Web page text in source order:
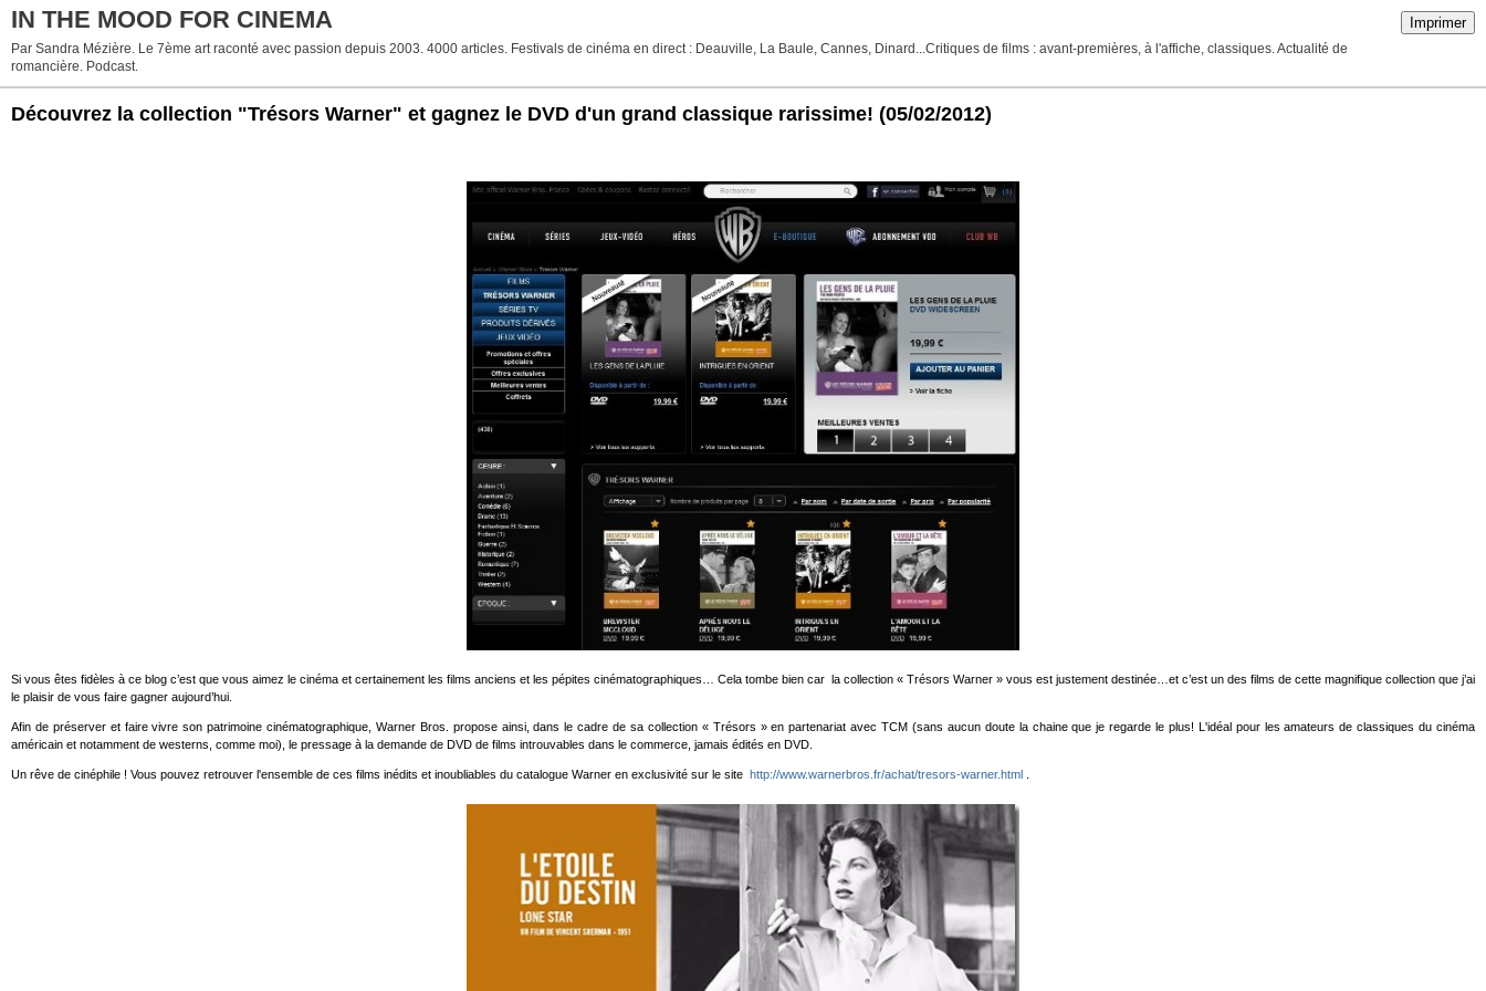
Imprimer
IN THE MOOD FOR CINEMA
Par Sandra Mézière. Le 7ème art raconté avec passion depuis 2003. 4000 articles. Festivals de cinéma en direct : Deauville, La Baule, Cannes, Dinard...Critiques de films : avant-premières, à l'affiche, classiques. Actualité de
romancière. Podcast.
Découvrez la collection "Trésors Warner" et gagnez le DVD d'un grand classique rarissime! (05/02/2012)
Si vous êtes fidèles à ce blog c’est que vous aimez le cinéma et certainement les films anciens et les pépites cinématographiques… Cela tombe bien car la collection « Trésors Warner » vous est justement destinée…et c’est un des films de cette magnifique collection que j’ai
le plaisir de vous faire gagner aujourd’hui.
Afin de préserver et faire vivre son patrimoine cinématographique, Warner Bros. propose ainsi, dans le cadre de sa collection « Trésors » en partenariat avec TCM (sans aucun doute la chaine que je regarde le plus! L'idéal pour les amateurs de classiques du cinéma
américain et notamment de westerns, comme moi), le pressage à la demande de DVD de films introuvables dans le commerce, jamais édités en DVD.
Un rêve de cinéphile ! Vous pouvez retrouver l'ensemble de ces films inédits et inoubliables du catalogue Warner en exclusivité sur le site http://www.warnerbros.fr/achat/tresors-warner.html